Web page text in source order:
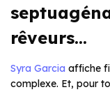
rêveurs…
Syra Garcia affiche
complexe. Et, pour